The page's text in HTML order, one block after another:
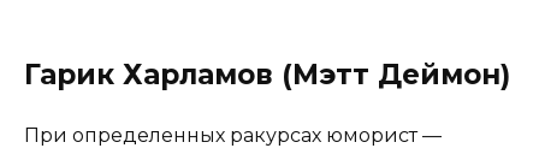
Гарик Харламов (Мэтт Деймон)
При определенных ракурсах юморист —